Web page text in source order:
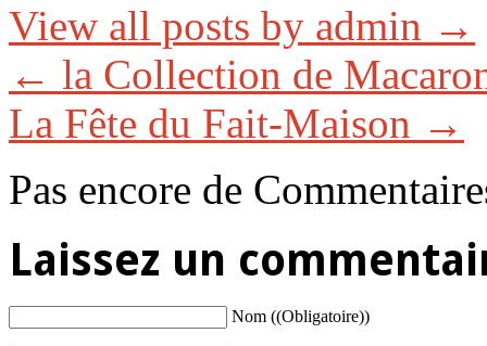
View all posts by admin →
← la Collection de
La Fête du Fait-Maison →
Pas encore de
Laissez un
Nom ((Obligatoire))